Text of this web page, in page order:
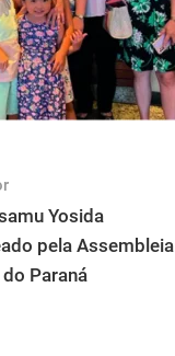
Yosida
pela Assembleia
Paraná